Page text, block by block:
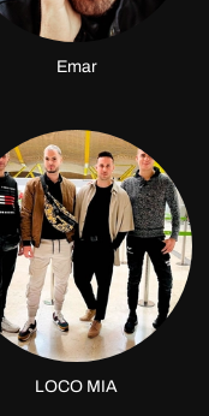
Emar
LOCO MIA